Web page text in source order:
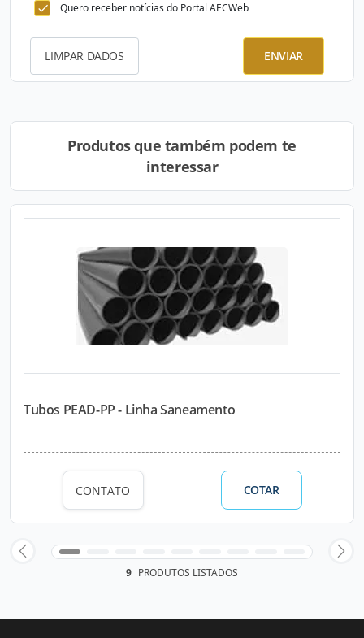
Quero receber notícias do Portal AECWeb
LIMPAR DADOS ENVIAR
Produtos que também podem te
interessar
Tubos PEAD-PP - Linha Saneamento
CONTATO COTAR
9 PRODUTOS LISTADOS